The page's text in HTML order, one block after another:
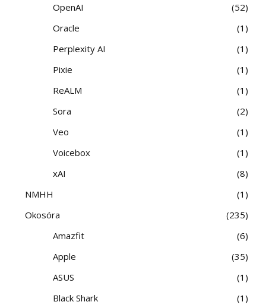
OpenAI
52
Oracle
1
Perplexity AI
1
Pixie
1
ReALM
1
Sora
2
Veo
1
Voicebox
1
xAI
8
NMHH
1
Okosóra
235
Amazfit
6
Apple
35
ASUS
1
Black Shark
1